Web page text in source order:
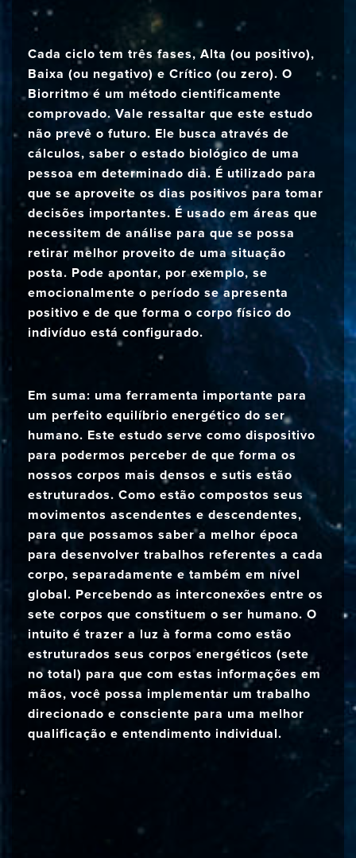
Cada ciclo tem três fases, Alta (ou positivo),
Baixa (ou negativo) e Crítico (ou zero). O
Biorritmo é um método cientificamente
comprovado. Vale ressaltar que este estudo
não prevê o futuro. Ele busca através de
cálculos, saber o estado biológico de uma
pessoa em determinado dia. É utilizado para
que se aproveite os dias positivos para tomar
decisões importantes. É usado em áreas que
necessitem de análise para que se possa
retirar melhor proveito de uma situação
posta. Pode apontar, por exemplo, se
emocionalmente o período se apresenta
positivo e de que forma o corpo físico do
indivíduo está configurado.
Em suma: uma ferramenta importante para
um perfeito equilíbrio energético do ser
humano. Este estudo serve como dispositivo
para podermos perceber de que forma os
nossos corpos mais densos e sutis estão
estruturados. Como estão compostos seus
movimentos ascendentes e descendentes,
para que possamos saber a melhor época
para desenvolver trabalhos referentes a cada
corpo, separadamente e também em nível
global. Percebendo as interconexões entre os
sete corpos que constituem o ser humano. O
intuito é trazer a luz à forma como estão
estruturados seus corpos energéticos (sete
no total) para que com estas informações em
mãos, você possa implementar um trabalho
direcionado e consciente para uma melhor
qualificação e entendimento individual.